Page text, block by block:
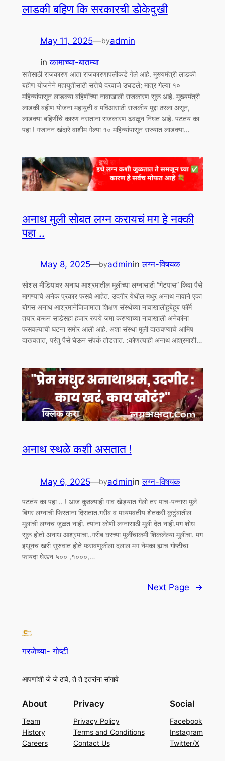
लाडकी बहिण कि सरकारची डोकेदुखी
May 11, 2025—byadmin
inकामाच्या-बातम्या
सत्तेसाठी राजकारण आता राजकारणापलीकडे गेले आहे. मुख्यमंत्री लाडकी
बहीण योजनेने महायुतीसाठी सत्तेचे दरवाजे उघडले; मात्र गेल्या १०
महिन्यांपासून लाडक्या बहिणींच्या नावाखाली राजकारण सुरू आहे. मुख्यमंत्री
लाडकी बहीण योजना महायुती व मविआसाठी राजकीय मुद्दा ठरला असून,
लाडक्या बहिणींचे कारण नसताना राजकारण ढवळून निघत आहे. पटतंय का
पहा ! गजानन खंदारे वाशीम गेल्या १० महिन्यांपासून राज्यात लाडक्या…
अनाथ मुली सोबत लग्न करायचं मग हे नक्की
पहा ..
May 8, 2025—byadmininलग्न-विषयक
सोशल मीडियावर अनाथ आश्रमातील मुलींच्या लग्नासाठी “गेटपास” किंवा पैसे
मागण्याचे अनेक प्रकार फसवे आहेत. उदगीर येथील मधुर अनाथ नावाने एका
बोगस अनाथ आश्रमानेजिजामाता शिक्षण संस्थेच्या नावाखालीहुबेहूब फॉर्म
तयार करून साडेसहा हजार रुपये जमा करण्याच्या नावाखाली अनेकांना
फसवल्याची घटना समोर आली आहे. अशा संस्था मुली दाखवण्याचे आमिष
दाखवतात, परंतु पैसे घेऊन संपर्क तोडतात. :कोणत्याही अनाथ आश्रमाशी…
अनाथ स्थळे कशी असतात !
May 6, 2025—byadmininलग्न-विषयक
पटतंय का पहा .. ! आज कुठल्याही गाव खेड्यात गेलो तर पाच-पन्नास मुले
बिगर लग्नाची फिरताना दिसतात.गरीब व मध्यमवतीय शेतकरी कुटुंबातील
मुलांची लग्नच जुळत नाही. त्यांना कोणी लग्नासाठी मुली देत नाही.मग शोध
सुरू होतो अनाथ आश्रमाचा..गरीब घरच्या मुलींचाकमी शिकलेल्या मुलींचा. मग
इथूनच खरी सुरुवात होते फसवणुकीला दलाल मग नेमका ह्याच गोष्टीचा
फायदा घेऊन ५०० ,१०००,…
Next Page →
गरजेच्या- गोष्टी
आपणांशी जे जे ठावे, ते ते इतरांना सांगावे
About
Team
History
Careers
Privacy
Privacy Policy
Terms and Conditions
Contact Us
Social
Facebook
Instagram
Twitter/X